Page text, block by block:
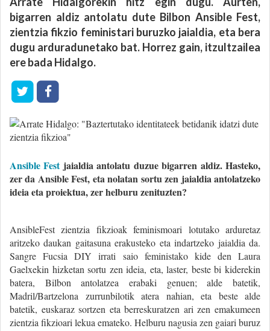
bigarren aldiz antolatu dute Bilbon Ansible Fest,
zientzia fikzio feministari buruzko jaialdia, eta bera
dugu arduradunetako bat. Horrez gain, itzultzailea
ere bada Hidalgo.
Ansible Festjaialdia antolatu duzue bigarren aldiz. Hasteko,
zer da Ansible Fest, eta nolatan sortu zen jaialdia antolatzeko
ideia eta proiektua, zer helburu zenituzten?
AnsibleFest zientzia fikzioak feminismoari lotutako arduretaz
aritzeko daukan gaitasuna erakusteko eta indartzeko jaialdia da.
Sangre Fucsia DIY irrati saio feministako kide den Laura
Gaelxekin hizketan sortu zen ideia, eta, laster, beste bi kiderekin
batera, Bilbon antolatzea erabaki genuen; alde batetik,
Madril/Bartzelona zurrunbilotik atera nahian, eta beste alde
batetik, euskaraz sortzen eta berreskuratzen ari zen emakumeen
zientzia fikzioari lekua emateko. Helburu nagusia zen gaiari buruz